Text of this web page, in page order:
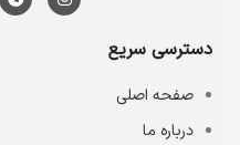
دسترسی سریع
صفحه اصلی
درباره ما